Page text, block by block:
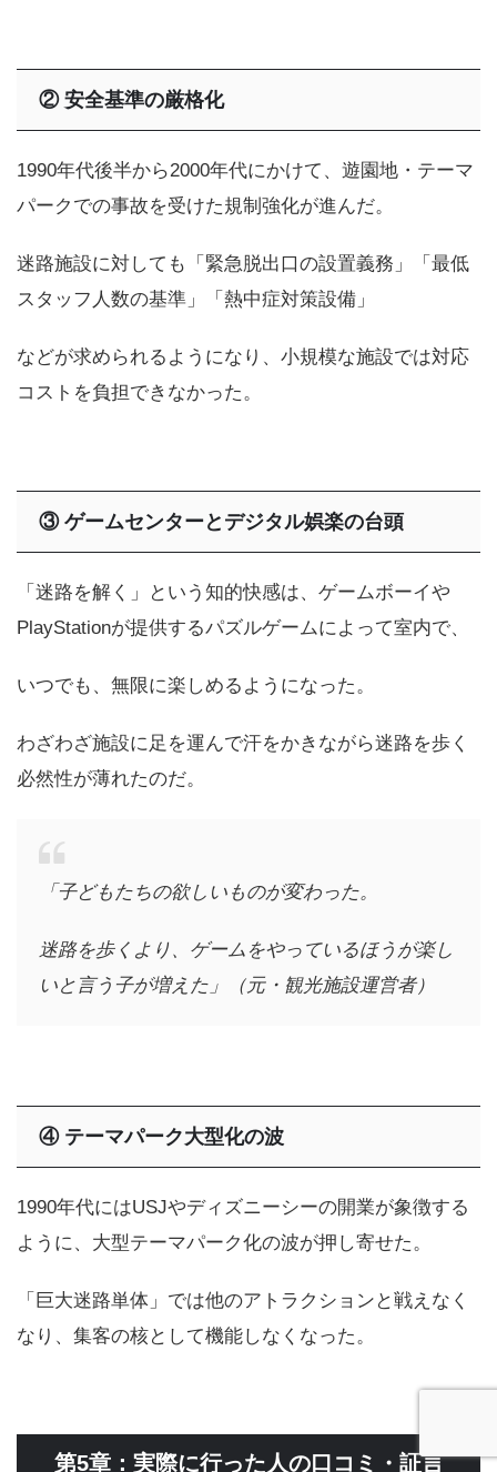
② 安全基準の厳格化
1990年代後半から2000年代にかけて、遊園地・テーマ
パークでの事故を受けた規制強化が進んだ。
迷路施設に対しても「緊急脱出口の設置義務」「最低
スタッフ人数の基準」「熱中症対策設備」
などが求められるようになり、小規模な施設では対応
コストを負担できなかった。
③ ゲームセンターとデジタル娯楽の台頭
「迷路を解く」という知的快感は、ゲームボーイや
PlayStationが提供するパズルゲームによって室内で、
いつでも、無限に楽しめるようになった。
わざわざ施設に足を運んで汗をかきながら迷路を歩く
必然性が薄れたのだ。
「子どもたちの欲しいものが変わった。
迷路を歩くより、ゲームをやっているほうが楽し
いと言う子が増えた」（元・観光施設運営者）
④ テーマパーク大型化の波
1990年代にはUSJやディズニーシーの開業が象徴する
ように、大型テーマパーク化の波が押し寄せた。
「巨大迷路単体」では他のアトラクションと戦えなく
なり、集客の核として機能しなくなった。
第5章：実際に行った人の口コミ・証言